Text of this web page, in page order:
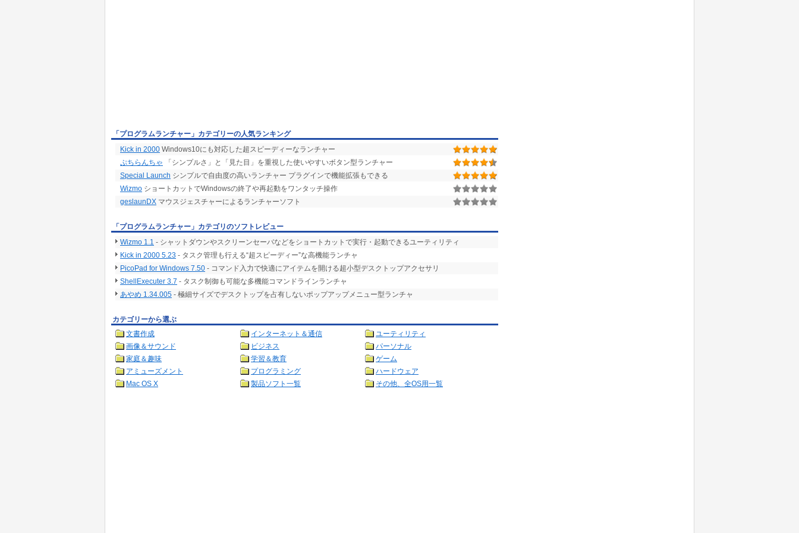
「プログラムランチャー」カテゴリーの人気ランキング
Kick in 2000 Windows10にも対応した超スピーディーなランチャー
ぷちらんちゃ 「シンプルさ」と「見た目」を重視した使いやすいボタン型ランチャー
Special Launch シンプルで自由度の高いランチャー プラグインで機能拡張もできる
Wizmo ショートカットでWindowsの終了や再起動をワンタッチ操作
geslaunDX マウスジェスチャーによるランチャーソフト
「プログラムランチャー」カテゴリのソフトレビュー
Wizmo 1.1 - シャットダウンやスクリーンセーバなどをショートカットで実行・起動できるユーティリティ
Kick in 2000 5.23 - タスク管理も行える“超スピーディー”な高機能ランチャ
PicoPad for Windows 7.50 - コマンド入力で快適にアイテムを開ける超小型デスクトップアクセサリ
ShellExecuter 3.7 - タスク制御も可能な多機能コマンドラインランチャ
あやめ 1.34.005 - 極細サイズでデスクトップを占有しないポップアップメニュー型ランチャ
カテゴリーから選ぶ
文書作成
インターネット＆通信
ユーティリティ
画像＆サウンド
ビジネス
パーソナル
家庭＆趣味
学習＆教育
ゲーム
アミューズメント
プログラミング
ハードウェア
Mac OS X
製品ソフト一覧 その他、全OS用一覧